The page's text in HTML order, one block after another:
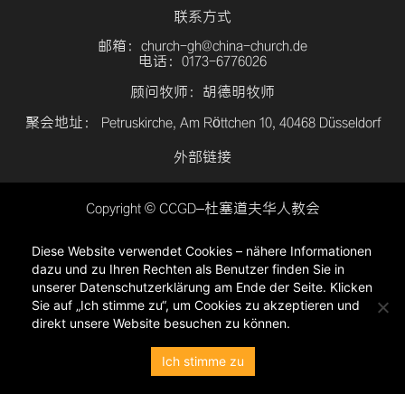
联系方式
邮箱：church-gh@china-church.de
电话：0173-6776026
顾问牧师：胡德明牧师
聚会地址： Petruskirche, Am Röttchen 10, 40468 Düsseldorf
外部链接
Copyright © CCGD–杜塞道夫华人教会
隐私政策
Diese Website verwendet Cookies – nähere Informationen
dazu und zu Ihren Rechten als Benutzer finden Sie in
unserer Datenschutzerklärung am Ende der Seite. Klicken
Sie auf „Ich stimme zu“, um Cookies zu akzeptieren und
direkt unsere Website besuchen zu können.
Ich stimme zu